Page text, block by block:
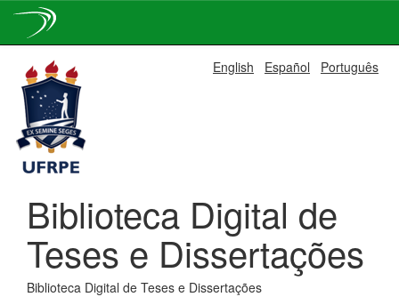
navigation
English Español Português
Biblioteca Digital de
Teses e Dissertações
Biblioteca Digital de Teses e Dissertações